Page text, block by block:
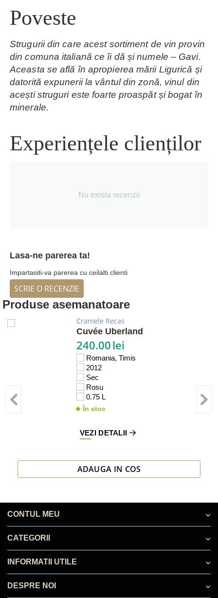
Poveste
Strugurii din care acest sortiment de vin provin
din comuna italiană ce îi dă și numele – Gavi.
Aceasta se află în apropierea mării Ligurică și
datorită expunerii la vântul din zonă, vinul din
acești struguri este foarte proaspăt și bogat în
minerale.
Experiențele clienților
Nu exista recenzii
Lasa-ne parerea ta!
Impartasiti-va parerea cu ceilalti clienti
SCRIE O RECENZIE
Produse asemanatoare
Cramele Recas
Cuvée Uberland
240.00lei
Romania, Timis
2012
Sec
Rosu
0.75 L
În stoc
VEZI DETALII
ADAUGA IN COS
CONTUL MEU
CATEGORII
INFORMATII UTILE
DESPRE NOI